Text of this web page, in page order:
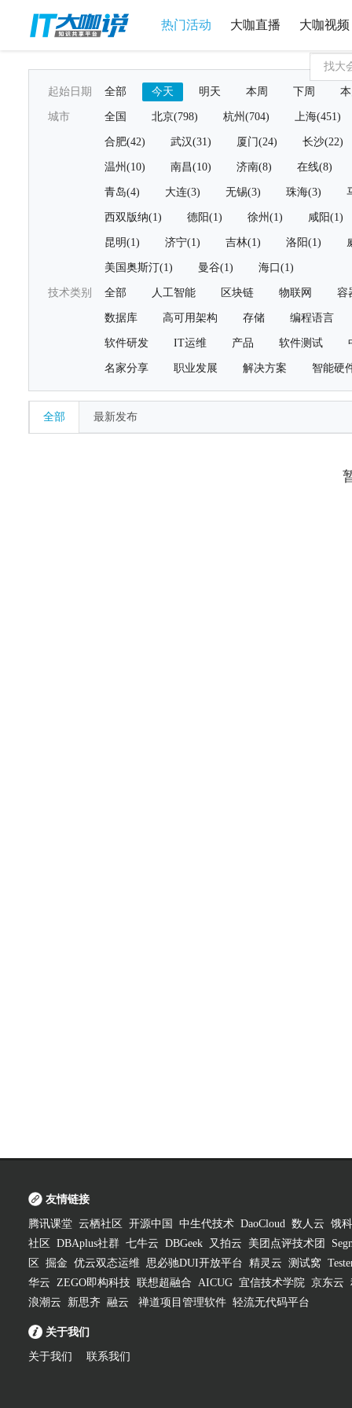
热门活动 大咖直播 大咖视频
起始日期 全部 今天 明天 本周 下周
城市 全国 北京(798) 杭州(704) 上海(451)
合肥(42) 武汉(31) 厦门(24) 长沙(22)
温州(10) 南昌(10) 济南(8) 在线(8)
青岛(4) 大连(3) 无锡(3) 珠海(3)
西双版纳(1) 德阳(1) 徐州(1) 咸阳(1)
昆明(1) 济宁(1) 吉林(1) 洛阳(1)
美国奥斯汀(1) 曼谷(1) 海口(1)
技术类别 全部 人工智能 区块链 物联网 容
数据库 高可用架构 存储 编程语言
软件研发 IT运维 产品 软件测试
名家分享 职业发展 解决方案 智能硬
全部 最新发布
友情链接
腾讯课堂 云栖社区 开源中国 中生代技术 DaoCloud 数人云 饿
社区
DBAplus社群 七牛云 DBGeek 又拍云 美团点评技术团
区
掘金 优云双态运维 思必驰DUI开放平台 精灵云 测试窝
华云 ZEGO即构科技 联想超融合 AICUG 宜信技术学院 京东云
浪潮云
新思齐 融云 禅道项目管理软件 轻流无代码平台
关于我们
关于我们 联系我们